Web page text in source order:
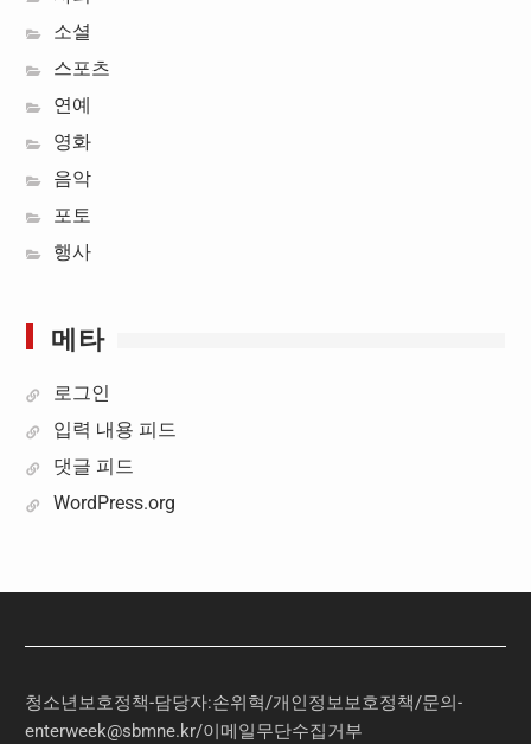
소셜
스포츠
연예
영화
음악
포토
행사
메타
로그인
입력 내용 피드
댓글 피드
WordPress.org
청소년보호정책-담당자:손위혁/개인정보보호정책/문의-
enterweek@sbmne.kr/이메일무단수집거부